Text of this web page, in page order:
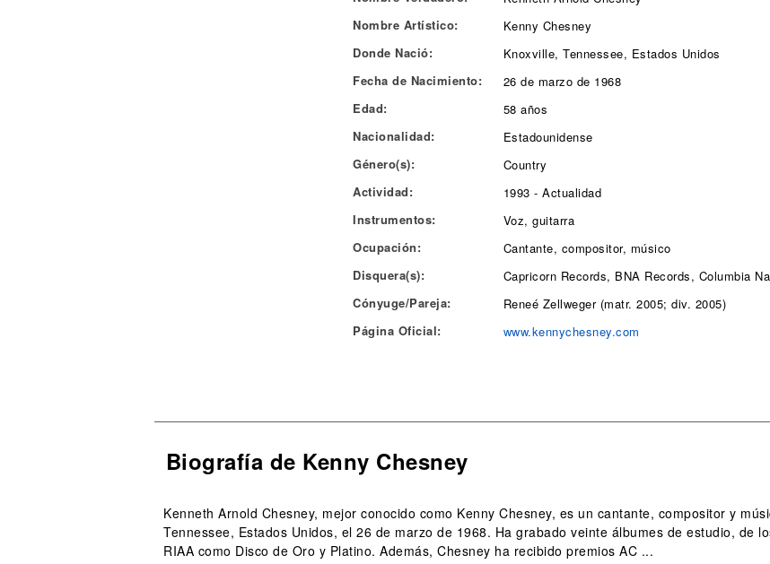
Nombre Artístico:
Kenny Chesney
Donde Nació:
Knoxville, Tennessee, Estados Unidos
Fecha de Nacimiento:
26 de marzo de 1968
Edad:
58 años
Nacionalidad:
Estadounidense
Género(s):
Country
Actividad:
1993 - Actualidad
Instrumentos:
Voz, guitarra
Ocupación:
Cantante, compositor, músico
Disquera(s):
Capricorn Records, BNA Records, Columbia
Cónyuge/Pareja:
Reneé Zellweger (matr. 2005; div. 2005)
Página Oficial:
www.kennychesney.com
Biografía de Kenny Chesney
Kenneth Arnold Chesney, mejor conocido como Kenny Chesney, es un cantante, compositor y
Tennessee, Estados Unidos, el 26 de marzo de 1968. Ha grabado veinte álbumes de estudio, de
RIAA como Disco de Oro y Platino. Además, Chesney ha recibido premios AC ...